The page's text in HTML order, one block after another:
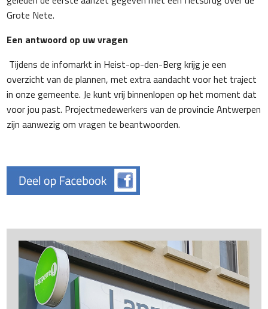
Grote Nete.
Een antwoord op uw vragen
Tijdens de infomarkt in Heist-op-den-Berg krijg je een
overzicht van de plannen, met extra aandacht voor het traject
in onze gemeente. Je kunt vrij binnenlopen op het moment dat
voor jou past. Projectmedewerkers van de provincie Antwerpen
zijn aanwezig om vragen te beantwoorden.